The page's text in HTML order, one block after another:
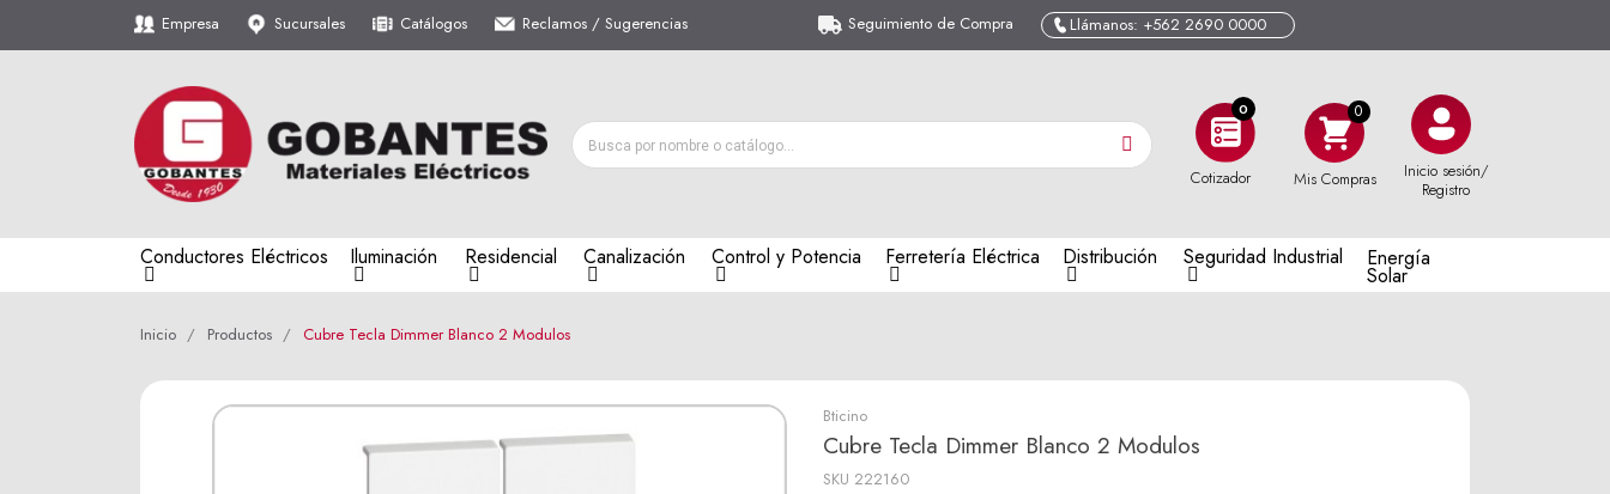
Empresa Sucursales Catálogos Reclamos / Sugerencias Seguimiento de Compra Llámanos: +562 2690 0000
0
Cotizador Mis Compras
Inicio sesión/
Registro
Conductores Eléctricos Iluminación Residencial Canalización Control y Potencia Ferretería Eléctrica Distribución Seguridad Industrial Energía
Solar
Inicio Productos Cubre Tecla Dimmer Blanco 2 Modulos
Bticino
Cubre Tecla Dimmer Blanco 2 Modulos
SKU 222160